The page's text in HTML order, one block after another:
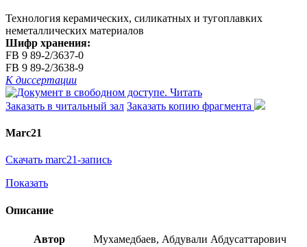
Технология керамических, силикатных и тугоплавких
неметаллических материалов
Шифр хранения:
FB 9 89-2/3637-0
FB 9 89-2/3638-9
К диссертации
Читать
Заказать в читальный зал Заказать копию фрагмента
Marc21
Скачать marc21-запись
Показать
Описание
Автор Мухамедбаев, Абдували Абдусаттарович